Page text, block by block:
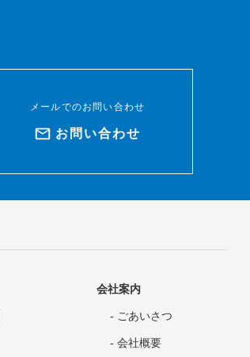
メールでのお問い合わせ
お問い合わせ
会社案内
ごあいさつ
会社概要